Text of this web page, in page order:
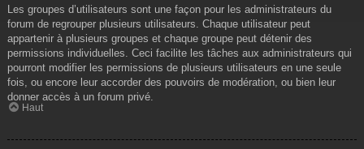
Les groupes d’utilisateurs sont une façon pour les administrateurs du
forum de regrouper plusieurs utilisateurs. Chaque utilisateur peut
appartenir à plusieurs groupes et chaque groupe peut détenir des
permissions individuelles. Ceci facilite les tâches aux administrateurs qui
pourront modifier les permissions de plusieurs utilisateurs en une seule
fois, ou encore leur accorder des pouvoirs de modération, ou bien leur
donner accès à un forum privé.
Haut